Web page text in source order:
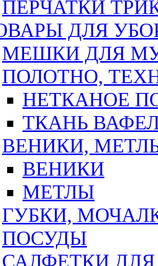
ПЕРЧАТКИ
ДЛЯ
МЕШКИ ДЛЯ
ПОЛОТНО,
НЕТКАНОЕ
ТКАНЬ
ВЕНИКИ,
ВЕНИКИ
МЕТЛЫ
ГУБКИ,
ПОСУДЫ
САЛФЕТКИ